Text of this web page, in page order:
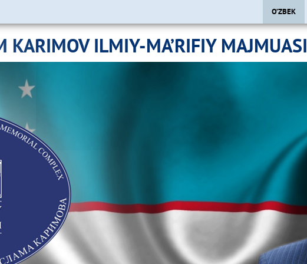
O’ZBEK
KARIMOV ILMIY-MA’RIFIY MAJMUASI